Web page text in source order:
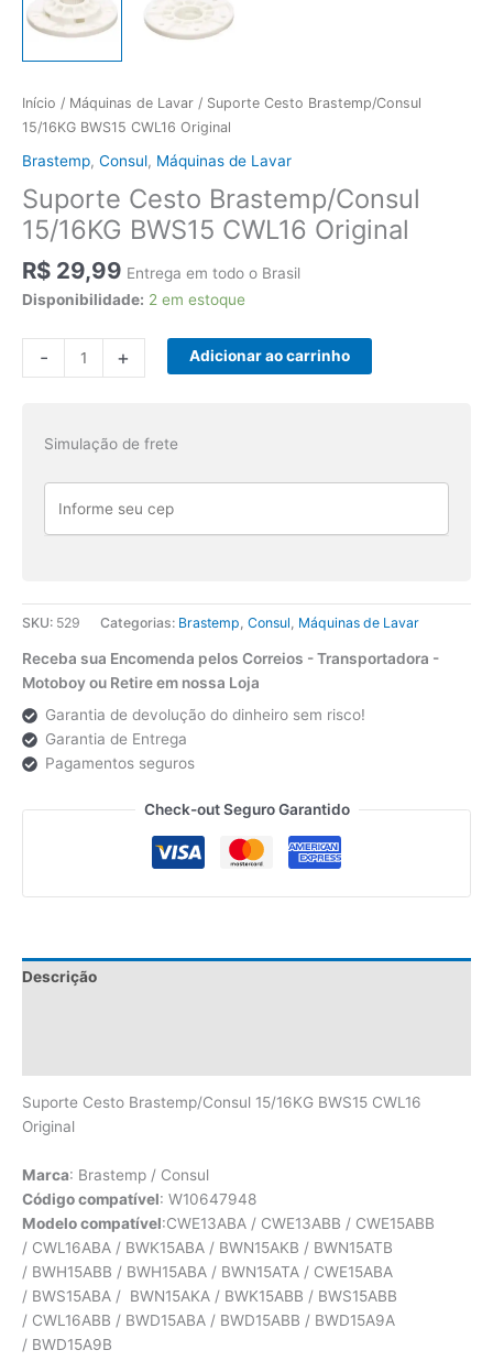
Início / Máquinas de Lavar / Suporte Cesto Brastemp/Consul
15/16KG BWS15 CWL16 Original
Brastemp, Consul, Máquinas de Lavar
Suporte Cesto Brastemp/Consul
15/16KG BWS15 CWL16 Original
R$ 29,99 Entrega em todo o Brasil
Disponibilidade: 2 em estoque
-
Cesto
BWS15
quantidade
+ Adicionar ao carrinho
Simulação de frete
SKU: 529 Categorias: Brastemp Consul Máquinas de Lavar
Receba sua Encomenda pelos Correios - Transportadora -
Motoboy ou Retire em nossa Loja
Garantia de devolução do dinheiro sem risco!
Garantia de Entrega
Pagamentos seguros
Check-out Seguro Garantido
Descrição
Suporte Cesto Brastemp/Consul 15/16KG BWS15 CWL16
Original
Marca: Brastemp / Consul
Código compatível: W10647948
Modelo compatível:CWE13ABA / CWE13ABB / CWE15ABB
/ CWL16ABA / BWK15ABA / BWN15AKB / BWN15ATB
/ BWH15ABB / BWH15ABA / BWN15ATA / CWE15ABA
/ BWS15ABA / BWN15AKA / BWK15ABB / BWS15ABB
/ CWL16ABB / BWD15ABA / BWD15ABB / BWD15A9A
/ BWD15A9B